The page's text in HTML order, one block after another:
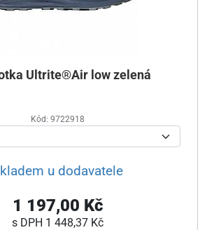
Ultrite®Air low zelená
Kód: 9722918
u dodavatele
1 197,00 Kč
s DPH 1 448,37 Kč